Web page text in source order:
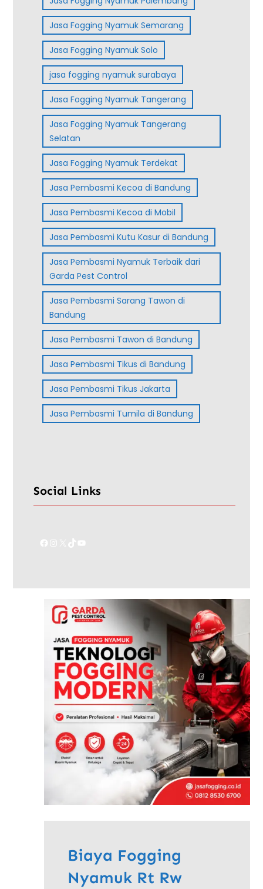
Jasa Fogging Nyamuk Semarang
Jasa Fogging Nyamuk Solo
jasa fogging nyamuk surabaya
Jasa Fogging Nyamuk Tangerang
Jasa Fogging Nyamuk Tangerang
Selatan
Jasa Fogging Nyamuk Terdekat
Jasa Pembasmi Kecoa di Bandung
Jasa Pembasmi Kecoa di Mobil
Jasa Pembasmi Kutu Kasur di Bandung
Jasa Pembasmi Nyamuk Terbaik dari
Garda Pest Control
Jasa Pembasmi Sarang Tawon di
Bandung
Jasa Pembasmi Tawon di Bandung
Jasa Pembasmi Tikus di Bandung
Jasa Pembasmi Tikus Jakarta
Jasa Pembasmi Tumila di Bandung
Social Links
Facebook Instagram TikTok YouTube
Biaya Fogging
Nyamuk Rt Rw